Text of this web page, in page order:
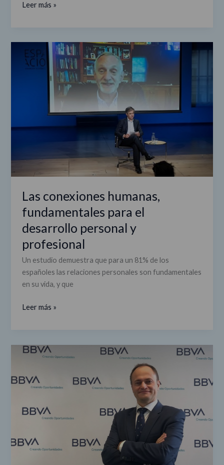
Leer más »
Las conexiones humanas,
fundamentales para el
desarrollo personal y
profesional
Un estudio demuestra que para un 81% de los
españoles las relaciones personales son fundamentales
en su vida, y que
Las
conexiones
humanas,
fundamentales
personal
Leer más »
Juan
Prieto
(BBVA):
y
digitalización
han